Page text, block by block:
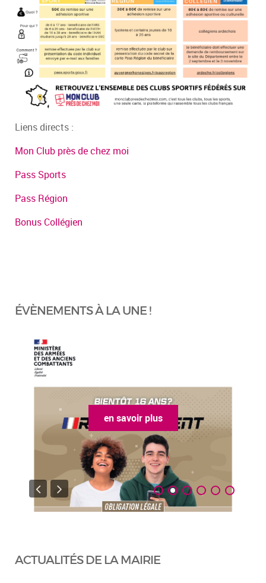
Liens directs :
Mon Club près de chez moi
Pass Sports
Pass Région
Bonus Collégien
ÉVÈNEMENTS À LA UNE !
en savoir plus
ACTUALITÉS DE LA MAIRIE